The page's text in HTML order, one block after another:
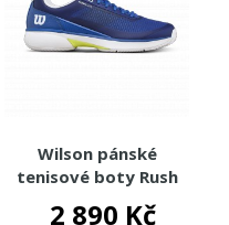
Wilson pánské
tenisové boty Rush
2 890 Kč